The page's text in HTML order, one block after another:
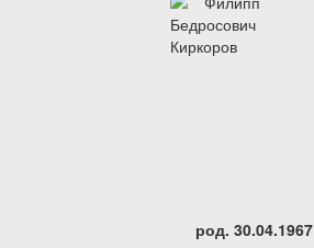
род. 30.04.1967